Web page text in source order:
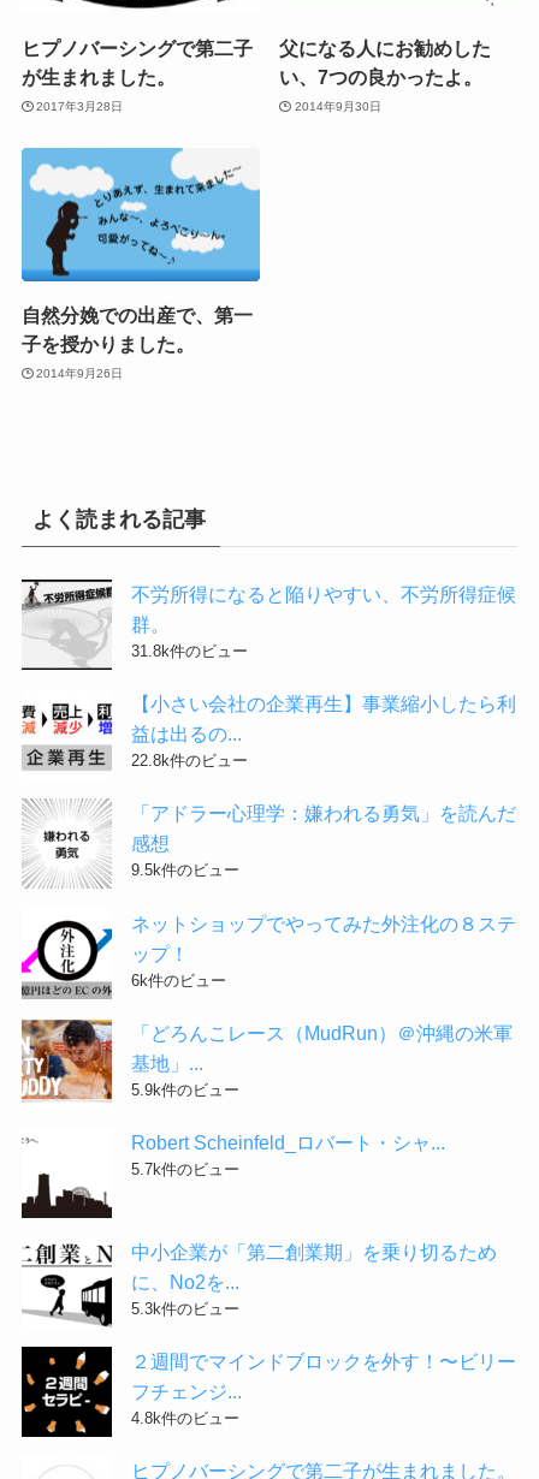
ヒプノバーシングで第二子
が生まれました。
2017年3月28日
父になる人にお勧めした
い、7つの良かったよ。
2014年9月30日
自然分娩での出産で、第一
子を授かりました。
2014年9月26日
よく読まれる記事
不労所得になると陥りやすい、不労所得症候
群。
31.8k件のビュー
【小さい会社の企業再生】事業縮小したら利
益は出るの...
22.8k件のビュー
「アドラー心理学：嫌われる勇気」を読んだ
感想
9.5k件のビュー
ネットショップでやってみた外注化の８ステ
ップ！
6k件のビュー
「どろんこレース（MudRun）＠沖縄の米軍
基地」...
5.9k件のビュー
Robert Scheinfeld_ロバート・シャ...
5.7k件のビュー
中小企業が「第二創業期」を乗り切るため
に、No2を...
5.3k件のビュー
２週間でマインドブロックを外す！〜ビリー
フチェンジ...
4.8k件のビュー
ヒプノバーシングで第二子が生まれました。